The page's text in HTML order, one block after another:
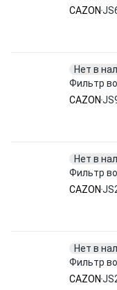
CAZON
Нет в
Фильтр
CAZON
Нет в
Фильтр
CAZON
Нет в
Фильтр
CAZON